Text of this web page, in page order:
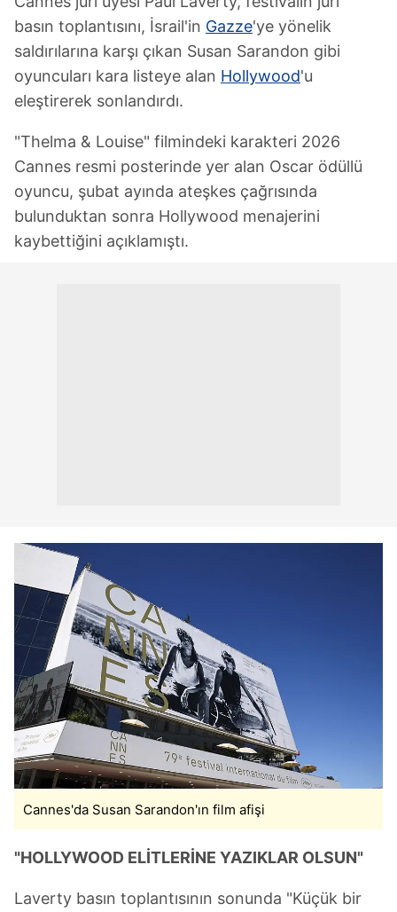
basın toplantısını, İsrail'in Gazze'ye yönelik
saldırılarına karşı çıkan Susan Sarandon gibi
oyuncuları kara listeye alan Hollywood'u
eleştirerek sonlandırdı.
"Thelma & Louise" filmindeki karakteri 2026
Cannes resmi posterinde yer alan Oscar ödüllü
oyuncu, şubat ayında ateşkes çağrısında
bulunduktan sonra Hollywood menajerini
kaybettiğini açıklamıştı.
Cannes'da Susan Sarandon'ın film afişi
"HOLLYWOOD ELİTLERİNE YAZIKLAR OLSUN"
Laverty basın toplantısının sonunda "Küçük bir